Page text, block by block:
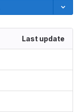
Last update